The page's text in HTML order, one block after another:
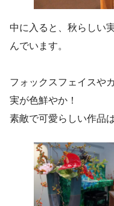
中に入ると、秋らしい
んでいます。
フォックスフェイスや
実が色鮮やか！
素敵で可愛らしい作品